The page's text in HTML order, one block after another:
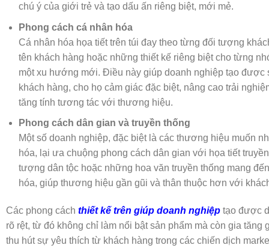
chú ý của giới trẻ và tạo dấu ấn riêng biệt, mới mẻ.
Phong cách cá nhân hóa
Cá nhân hóa họa tiết trên túi đay theo từng đối tượng
tên khách hàng hoặc những thiết kế riêng biệt cho từng
một xu hướng mới. Điều này giúp doanh nghiệp tạo được
khách hàng, cho họ cảm giác đặc biệt, nâng cao trải
tăng tính tương tác với thương hiệu.
Phong cách dân gian và truyền thống
Một số doanh nghiệp, đặc biệt là các thương hiệu muốn
hóa, lại ưa chuộng phong cách dân gian với họa tiết
tượng dân tộc hoặc những hoa văn truyền thống mang
hóa, giúp thương hiệu gần gũi và thân thuộc hơn với
Các phong cách thiết kế trên giúp doanh nghiệp tạo được
rõ rệt, từ đó không chỉ làm nổi bật sản phẩm mà còn gia tăng
thu hút sự yêu thích từ khách hàng trong các chiến dịch